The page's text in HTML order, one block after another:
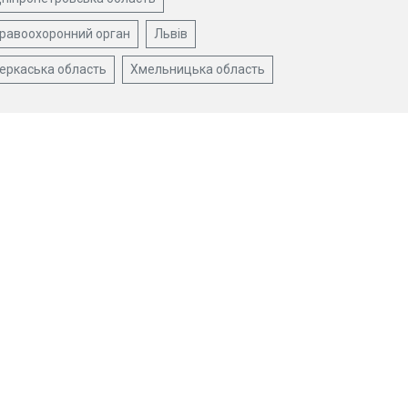
орган Львів
область Хмельницька область